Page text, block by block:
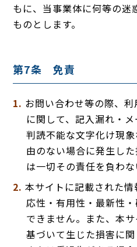
もに、当事業体に何等の迷
ものとします。
第7条 免責
お問い合わせ等の際、
に関して、記入漏れ・
判読不能な文字化け現
由のない場合に発生し
は一切その責任を負わな
本サイトに記載された
応性・有用性・最新性
できません。また、本
基づいて生じた損害に